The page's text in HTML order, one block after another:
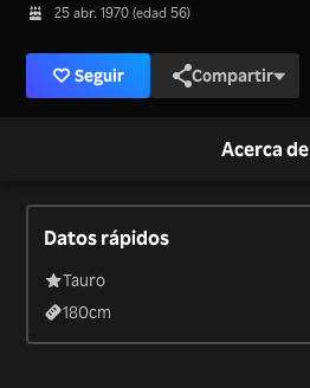
25 abr. 1970 (edad 56)
Seguir Compartir
Acerca de
Datos rápidos
Tauro
180cm